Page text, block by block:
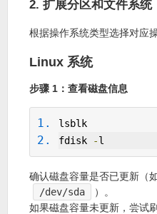
2. 扩展分区和文件系统
根据操作系统类型选择对应
Linux 系统
步骤 1：查看磁盘信息
lsblk
fdisk
-l
确认磁盘容量是否已更新（
/dev/sda
）。
如果磁盘容量未更新，尝试